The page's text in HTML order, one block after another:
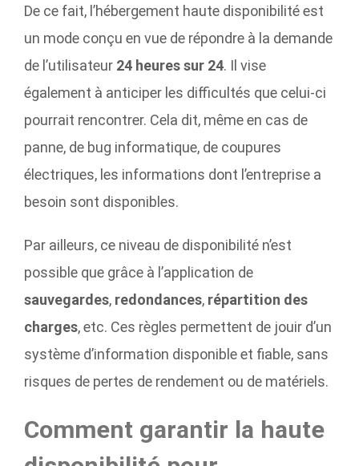
De ce fait, l’hébergement haute disponibilité est
un mode conçu en vue de répondre à la demande
de l’utilisateur 24 heures sur 24. Il vise
également à anticiper les difficultés que celui-ci
pourrait rencontrer. Cela dit, même en cas de
panne, de bug informatique, de coupures
électriques, les informations dont l’entreprise a
besoin sont disponibles.
Par ailleurs, ce niveau de disponibilité n’est
possible que grâce à l’application de
sauvegardes, redondances, répartition des
charges, etc. Ces règles permettent de jouir d’un
système d’information disponible et fiable, sans
risques de pertes de rendement ou de matériels.
Comment garantir la haute